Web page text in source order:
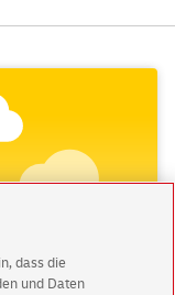
dass die
und Daten